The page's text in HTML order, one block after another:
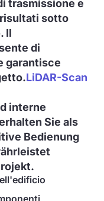
trasmissione e
sotto
Il
di
garantisce
LiDAR-Scan
interne
Sie als
Bedienung